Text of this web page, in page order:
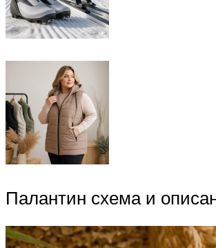
Палантин схема и